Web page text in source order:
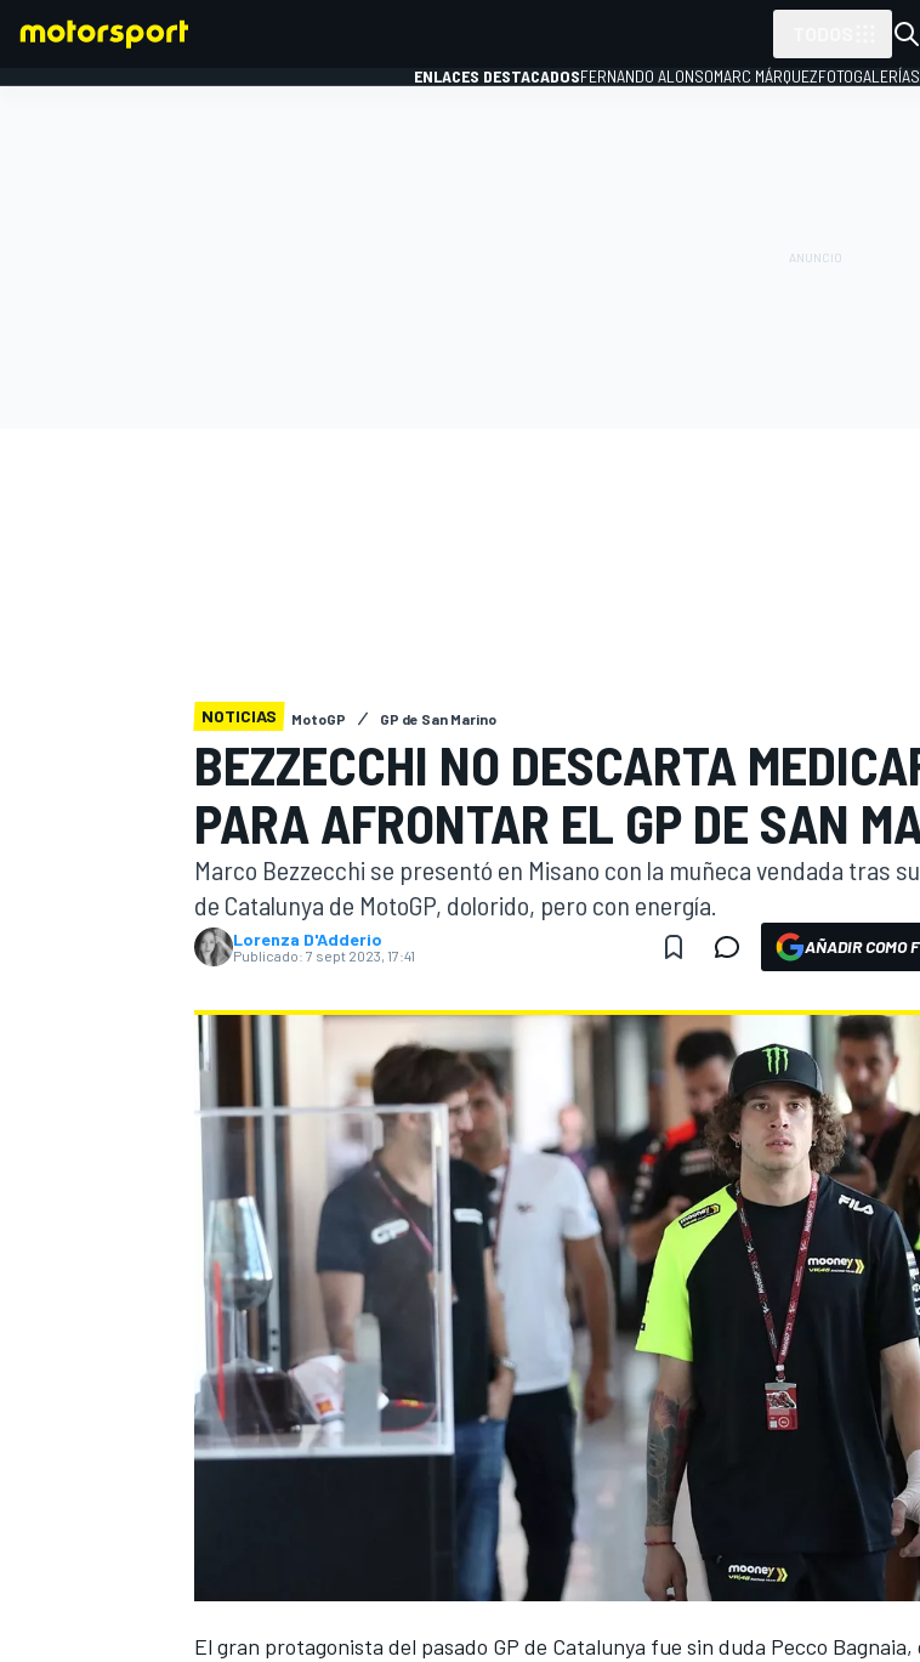
WEC
ENLACES DESTACADOSFERNANDO ALONSOMARC MÁRQUEZFOTOGALERÍAS
NOTICIAS MotoGP GP de San Marino
BEZZECCHI NO DESCARTA
PARA AFRONTAR EL GP DE SAN
Marco Bezzecchi se presentó en Misano con la muñeca vendada tras
de Catalunya de MotoGP, dolorido, pero con energía.
Lorenza D'Adderio
Publicado: 7 sept 2023, 17:41 AÑADIR COMO
El gran protagonista del pasado GP de Catalunya fue sin duda Pecco Bagnaia,